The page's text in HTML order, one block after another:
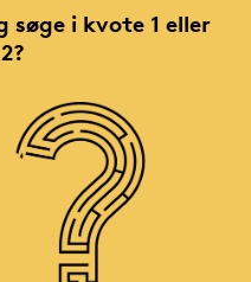
søge i kvote 1 eller